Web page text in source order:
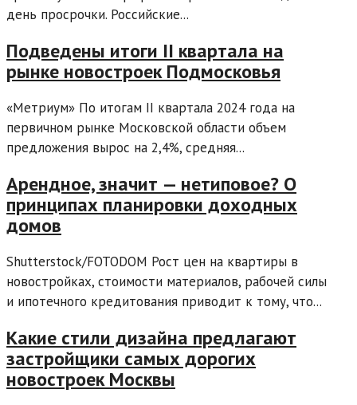
день просрочки. Российские...
Подведены итоги II квартала на
рынке новостроек Подмосковья
«Метриум» По итогам II квартала 2024 года на
первичном рынке Московской области объем
предложения вырос на 2,4%, средняя...
Арендное, значит — нетиповое? О
принципах планировки доходных
домов
Shutterstock/FOTODOM Рост цен на квартиры в
новостройках, стоимости материалов, рабочей силы
и ипотечного кредитования приводит к тому, что...
Какие стили дизайна предлагают
застройщики самых дорогих
новостроек Москвы